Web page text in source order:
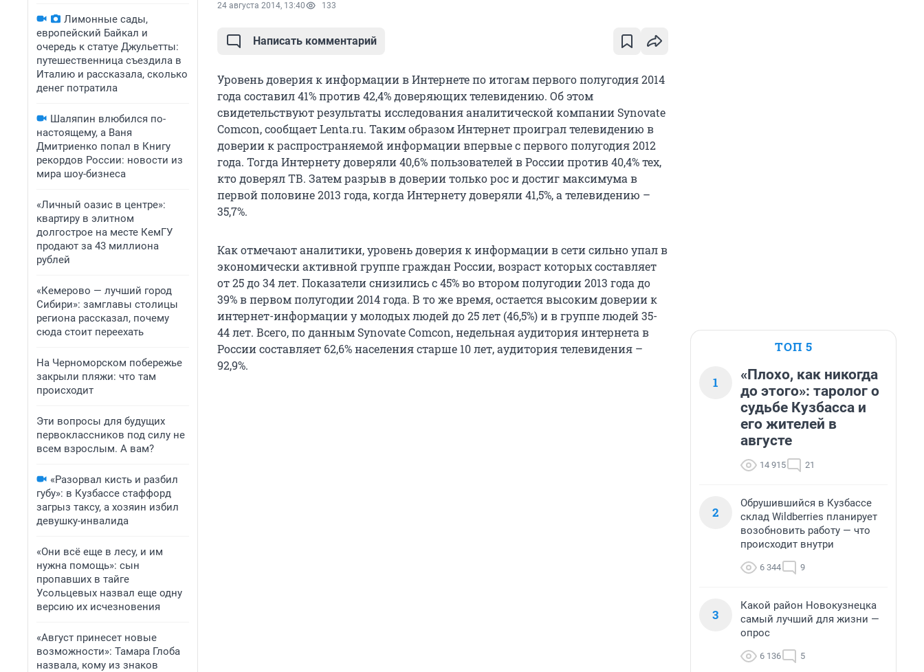
Лимонные сады,
европейский Байкал и
очередь к статуе Джульетты:
путешественница съездила в
Италию и рассказала, сколько
денег потратила
Шаляпин влюбился по-
настоящему, а Ваня
Дмитриенко попал в Книгу
рекордов России: новости из
мира шоу-бизнеса
«Личный оазис в центре»:
квартиру в элитном
долгострое на месте КемГУ
продают за 43 миллиона
рублей
«Кемерово — лучший город
Сибири»: замглавы столицы
региона рассказал, почему
сюда стоит переехать
На Черноморском побережье
закрыли пляжи: что там
происходит
Эти вопросы для будущих
первоклассников под силу не
всем взрослым. А вам?
«Разорвал кисть и разбил
губу»: в Кузбассе стаффорд
загрыз таксу, а хозяин избил
девушку-инвалида
«Они всё еще в лесу, и им
нужна помощь»: сын
пропавших в тайге
Усольцевых назвал еще одну
версию их исчезновения
«Август принесет новые
возможности»: Тамара Глоба
назвала, кому из знаков
24 августа 2014, 13:40 133
Написать комментарий
Уровень доверия к информации в Интернете по итогам первого полугодия 2014
года составил 41% против 42,4% доверяющих телевидению. Об этом
свидетельствуют результаты исследования аналитической компании Synovate
Comcon, сообщает Lenta.ru. Таким образом Интернет проиграл телевидению в
доверии к распространяемой информации впервые с первого полугодия 2012
года. Тогда Интернету доверяли 40,6% пользователей в России против 40,4% тех,
кто доверял ТВ. Затем разрыв в доверии только рос и достиг максимума в
первой половине 2013 года, когда Интернету доверяли 41,5%, а телевидению –
35,7%.
Как отмечают аналитики, уровень доверия к информации в сети сильно упал в
экономически активной группе граждан России, возраст которых составляет
от 25 до 34 лет. Показатели снизились с 45% во втором полугодии 2013 года до
39% в первом полугодии 2014 года. В то же время, остается высоким доверии к
интернет-информации у молодых людей до 25 лет (46,5%) и в группе людей 35-
44 лет. Всего, по данным Synovate Comcon, недельная аудитория интернета в
России составляет 62,6% населения старше 10 лет, аудитория телевидения –
92,9%.
ТОП 5
1
«Плохо, как никогда
до этого»: таролог о
судьбе Кузбасса и
его жителей в
августе
14 915 21
2
Обрушившийся в Кузбассе
склад Wildberries планирует
возобновить работу — что
происходит внутри
6 344 9
3
Какой район Новокузнецка
самый лучший для жизни —
опрос
6 136 5